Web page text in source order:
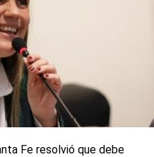
los abusos
y el
de las
más
MAURICIO MACRI
Fe resolvió que debe